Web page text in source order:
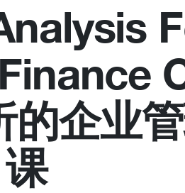
Newsletter
WeChat
LinkedIn
Live Lounge
企业
课